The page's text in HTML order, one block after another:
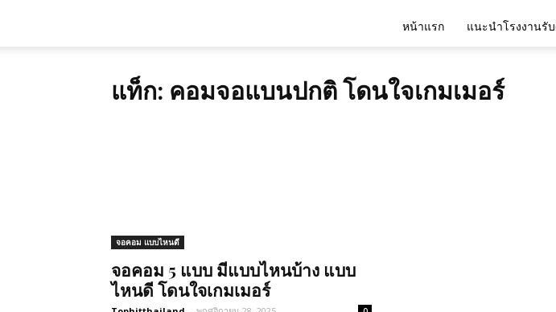
หน้าแรก แนะนำโรงงานรั
แท็ก: คอมจอแบนปกติ โดนใจเกมเมอร์
จอคอม แบบไหนดี
จอคอม 5 แบบ มีแบบไหนบ้าง แบบ
ไหนดี โดนใจเกมเมอร์